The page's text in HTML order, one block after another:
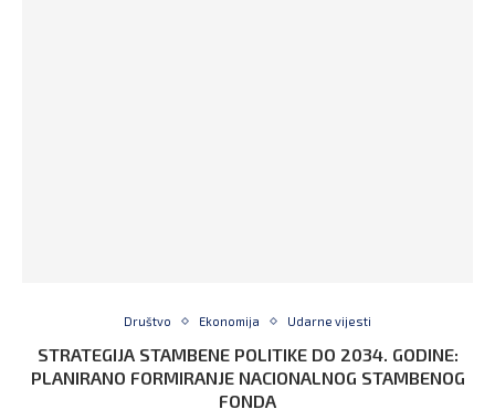
Društvo Ekonomija Udarne vijesti
STRATEGIJA STAMBENE POLITIKE DO 2034. GODINE:
PLANIRANO FORMIRANJE NACIONALNOG STAMBENOG
FONDA